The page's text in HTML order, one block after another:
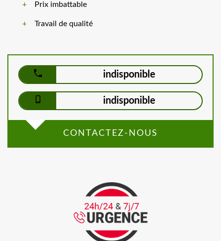
Prix imbattable
Travail de qualité
indisponible
indisponible
CONTACTEZ-NOUS